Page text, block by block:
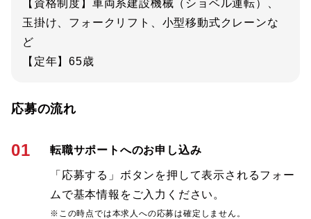
【資格制度】車両系建設機械（ショベル運転）、
玉掛け、フォークリフト、小型移動式クレーンな
ど
【定年】65歳
応募の流れ
01 転職サポートへのお申し込み
「応募する」ボタンを押して表示されるフォー
ムで基本情報をご入力ください。
※この時点では本求人への応募は確定しません。